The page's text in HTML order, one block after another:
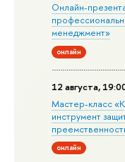
Онлайн-
менеджмент»
онлайн
12 августа,
Мастер-класс
инструмент
онлайн